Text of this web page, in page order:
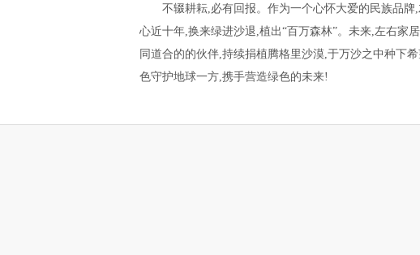
不辍耕耘,必有回报。作为一个心怀大爱的民族品
心近十年,换来绿进沙退,植出“百万森林”。未来,左右家
同道合的的伙伴,持续捐植腾格里沙漠,于万沙之中种下
色守护地球一方,携手营造绿色的未来!